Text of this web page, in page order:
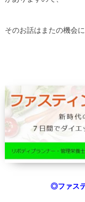
そのお話はまたの機会
◎ファス